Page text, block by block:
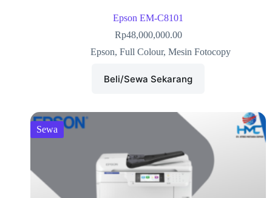
Epson EM-C8101
Rp48,000,000.00
Epson, Full Colour, Mesin Fotocopy
Beli/Sewa Sekarang
Sewa